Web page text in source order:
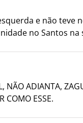
e não teve
no Santos na
NÃO ADIANTA,
COMO ESSE.